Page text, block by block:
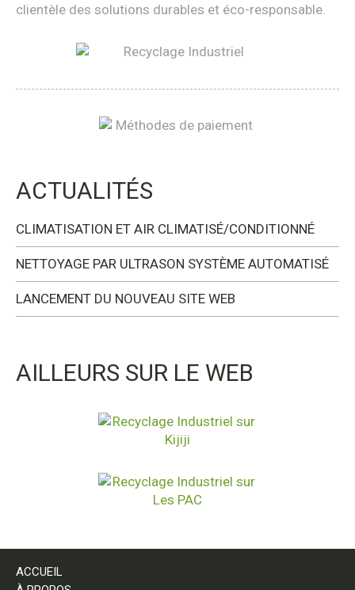
clientèle des solutions durables et éco-responsable.
ACTUALITÉS
CLIMATISATION ET AIR CLIMATISÉ/CONDITIONNÉ
NETTOYAGE PAR ULTRASON SYSTÈME AUTOMATISÉ
LANCEMENT DU NOUVEAU SITE WEB
AILLEURS SUR LE WEB
ACCUEIL